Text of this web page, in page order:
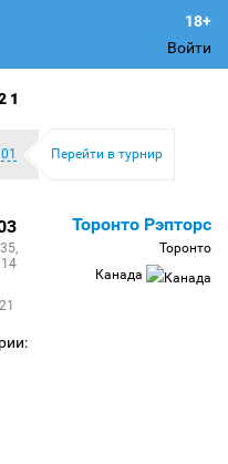
Войти
01 Перейти в турнир
Торонто Рэпторс
Торонто
Канада